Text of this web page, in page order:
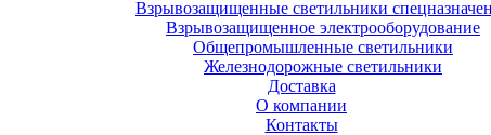
Взрывозащищенные светильники
Взрывозащищенное электрооборудование
Общепромышленные светильники
Железнодорожные светильники
Доставка
О компании
Контакты